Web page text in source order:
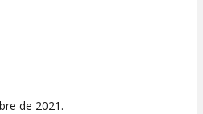
de 2021.